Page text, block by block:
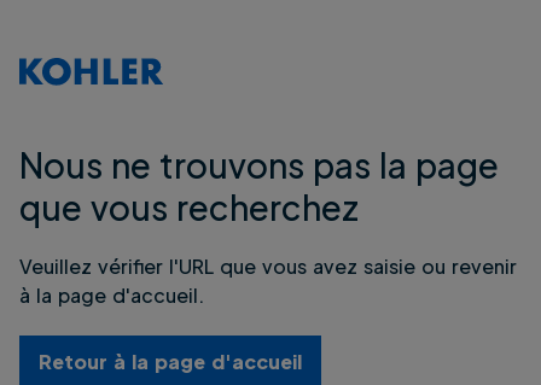
Nous ne trouvons pas la page
que vous recherchez
Veuillez vérifier l'URL que vous avez saisie ou revenir
à la page d'accueil.
Retour à la page d'accueil